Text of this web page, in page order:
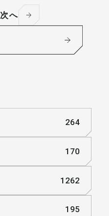
次へ
264
170
1262
195